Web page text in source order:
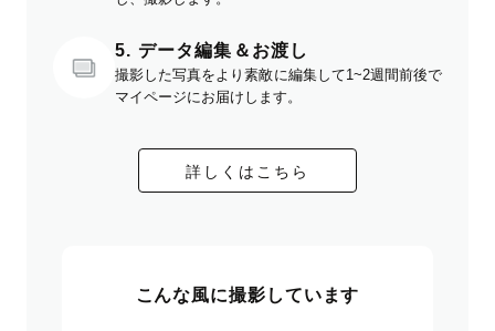
5. データ編集＆お渡し
撮影した写真をより素敵に編集して1~2週間前後で
マイページにお届けします。
詳しくはこちら
こんな風に撮影しています